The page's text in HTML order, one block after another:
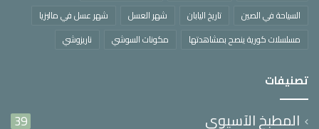
السياحة في الصين
تاريخ اليابان شهر العسل
شهر عسل في ماليزيا
مسلسلات كورية ينصح بمشاهدتها
مكونات السوشي ناريزوشي
تصنيفات
المطبخ الآسيوي 39